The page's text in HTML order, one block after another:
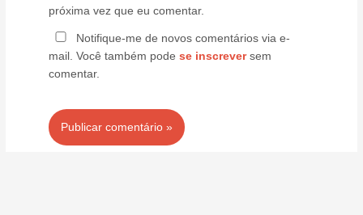
próxima vez que eu comentar.
Notifique-me de novos comentários via e-
mail. Você também podese inscreversem
comentar.